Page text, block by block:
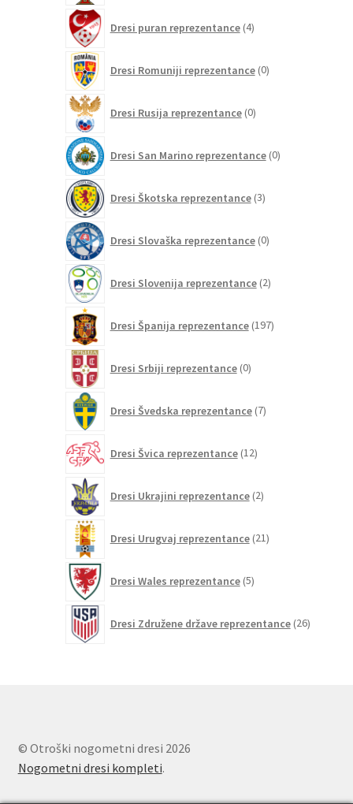
Dresi puran reprezentance 4izdelki
Dresi Romuniji reprezentance 0izdelkov
Dresi Rusija reprezentance 0izdelkov
Dresi San Marino reprezentance 0izdelkov
Dresi Škotska reprezentance 3izdelki
Dresi Slovaška reprezentance 0izdelkov
Dresi Slovenija reprezentance 2izdelka
Dresi Španija reprezentance 197izdelkov
Dresi Srbiji reprezentance 0izdelkov
Dresi Švedska reprezentance 7izdelkov
Dresi Švica reprezentance 12izdelkov
Dresi Ukrajini reprezentance 2izdelka
Dresi Urugvaj reprezentance 21izdelkov
Dresi Wales reprezentance 5izdelkov
Dresi Združene države reprezentance 26izdelkov
© Otroški nogometni dresi 2026
Nogometni dresi kompleti.